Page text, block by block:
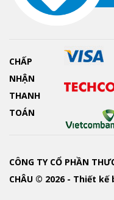
CHẤP
NHẬN
THANH
TOÁN
CÔNG TY CỔ PHẦN
CHÂU © 2026 - Thiết kế